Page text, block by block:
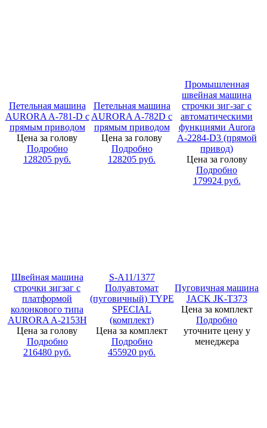
Петельная машина
AURORA A-781-D с
прямым приводом
Цена за голову
Подробно
128205 руб.
Петельная машина
AURORA A-782D с
прямым приводом
Цена за голову
Подробно
128205 руб.
Промышленная
швейная машина
строчки зиг-заг с
автоматическими
функциями Aurora
A-2284-D3 (прямой
привод)
Цена за голову
Подробно
179924руб.
Швейная машина
строчки зигзаг с
платформой
колонкового типа
AURORA A-2153H
Цена за голову
Подробно
216480 руб.
S-A11/1377
Полуавтомат
(пуговичный) TYPE
SPECIAL
(комплект)
Цена за комплект
Подробно
455920 руб.
Пуговичная машина
JACK JK-T373
Цена за комплект
Подробно
уточните цену у
менеджера